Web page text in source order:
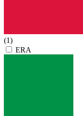
(1)
ERA